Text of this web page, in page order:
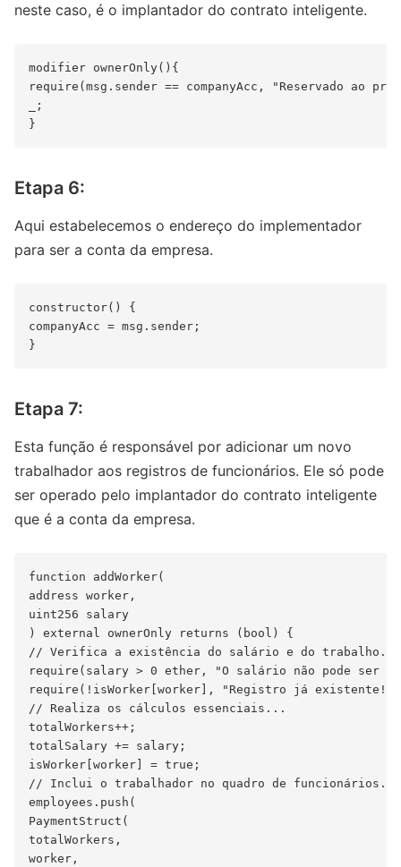
neste caso, é o implantador do contrato inteligente.
modifier ownerOnly(){
require(msg.sender == companyAcc, "Reservado ao
_;
Etapa 6:
Aqui estabelecemos o endereço do implementador
para ser a conta da empresa.
constructor() {
companyAcc = msg.sender;
Etapa 7:
Esta função é responsável por adicionar um novo
trabalhador aos registros de funcionários. Ele só pode
ser operado pelo implantador do contrato inteligente
que é a conta da empresa.
function addWorker(
address worker,
uint256 salary
) external ownerOnly returns (bool) {
// Verifica a existência do salário e do trabalho...
require(salary > 0 ether, "O salário não pode ser
require(!isWorker[worker], "Registro já
// Realiza os cálculos essenciais...
totalWorkers++;
totalSalary += salary;
isWorker[worker] = true;
// Inclui o trabalhador no quadro de funcionários...
employees.push(
PaymentStruct(
totalWorkers,
worker,